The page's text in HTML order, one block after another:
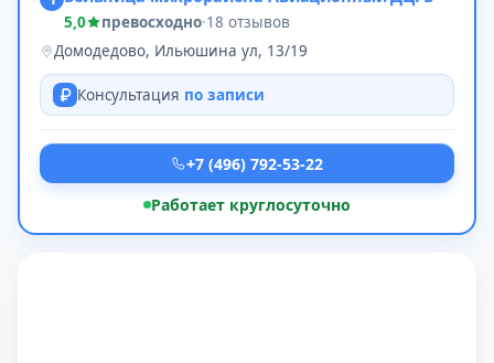
5,0 превосходно·18 отзывов
Домодедово, Ильюшина ул, 13/19
Консультация по записи
+7 (496) 792-53-22
Работает круглосуточно